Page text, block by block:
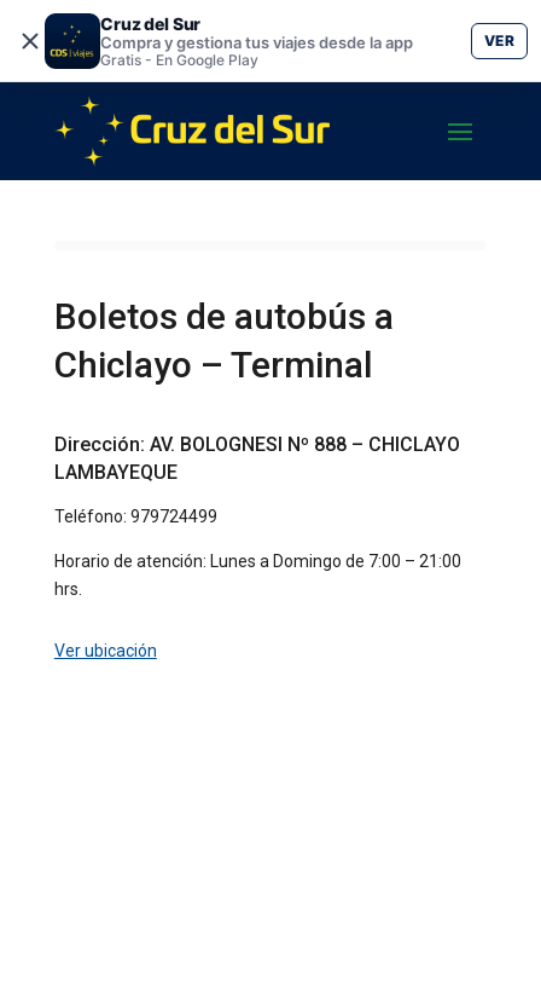
Cruz del Sur
Compra y gestiona tus viajes desde la app
Gratis - En Google Play
VER
Boletos de autobús a
Chiclayo – Terminal
Dirección: AV. BOLOGNESI Nº 888 – CHICLAYO
LAMBAYEQUE
Teléfono: 979724499
Horario de atención: Lunes a Domingo de 7:00 – 21:00
hrs.
Ver ubicación